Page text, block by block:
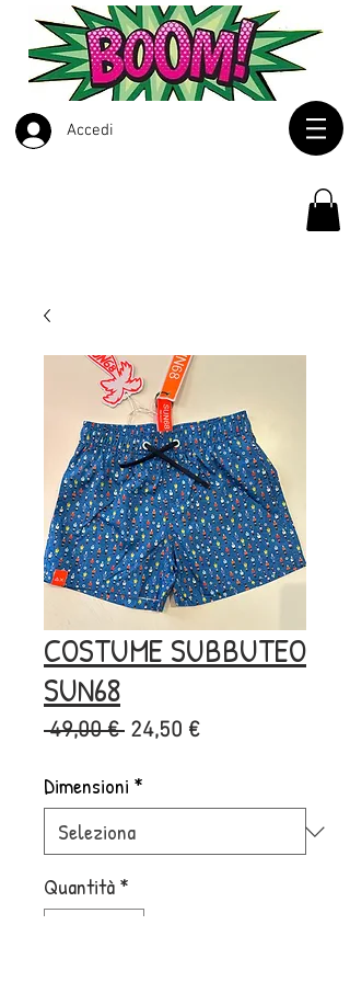
Accedi
COSTUME SUBBUTEO
SUN68
49,00 € Prezzo
24,50 €Prezzo
Dimensioni *
Quantità*